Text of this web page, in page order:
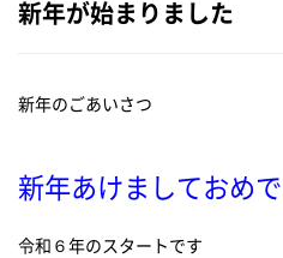
新年が始まりました
新年のごあいさつ
新年あけましておめ
令和６年のスタートです